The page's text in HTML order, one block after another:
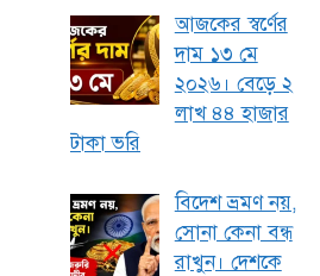
আজকের স্বর্ণের
দাম ১৩ মে
২০২৬। বেড়ে ২
লাখ ৪৪ হাজার
টাকা ভরি
বিদেশ ভ্রমণ নয়,
সোনা কেনা বন্ধ
রাখুন। দেশকে